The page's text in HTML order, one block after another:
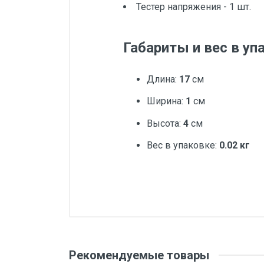
Тестер напряжения - 1 шт.
Габариты и вес в
Длина: 17 см
Ширина: 1 см
Высота: 4 см
Вес в упаковке: 0.02 кг
Производитель и место
Рекомендуемые товары